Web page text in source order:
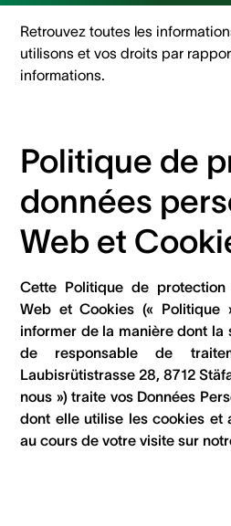
Retrouvez toutes les
utilisons et vos droits par
informations.
Politique de
données
Web et
Cette Politique de
Web et Cookies (« Politique
informer de la manière dont la
de responsable de
Laubisrütistrasse 28, 8712
nous ») traite vos Données
dont elle utilise les cookies et
au cours de votre visite sur